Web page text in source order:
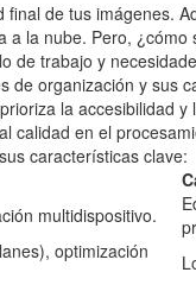
de tus imágenes.
la nube. Pero,
de trabajo y
organización y sus
la accesibilidad
en el
características clave:
multidispositivo.
optimización